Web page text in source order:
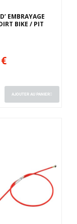
EMBRAYAGE
BIKE / PIT
AJOUTER AU PANIER